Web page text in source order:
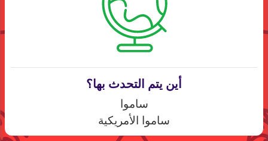
أين يتم التحدث بها؟
ساموا
ساموا الأمريكية